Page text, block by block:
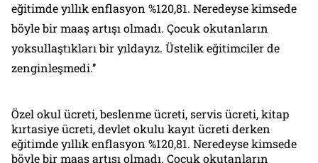
eğitimde yıllık enflasyon %120,81. Neredeyse kimsede
böyle bir maaş artışı olmadı. Çocuk okutanların
yoksullaştıkları bir yıldayız. Üstelik eğitimciler de
zenginleşmedi.’’
Özel okul ücreti, beslenme ücreti, servis ücreti, kitap
kırtasiye ücreti, devlet okulu kayıt ücreti derken
eğitimde yıllık enflasyon %120,81. Neredeyse kimsede
böyle bir maaş artışı olmadı. Çocuk okutanların